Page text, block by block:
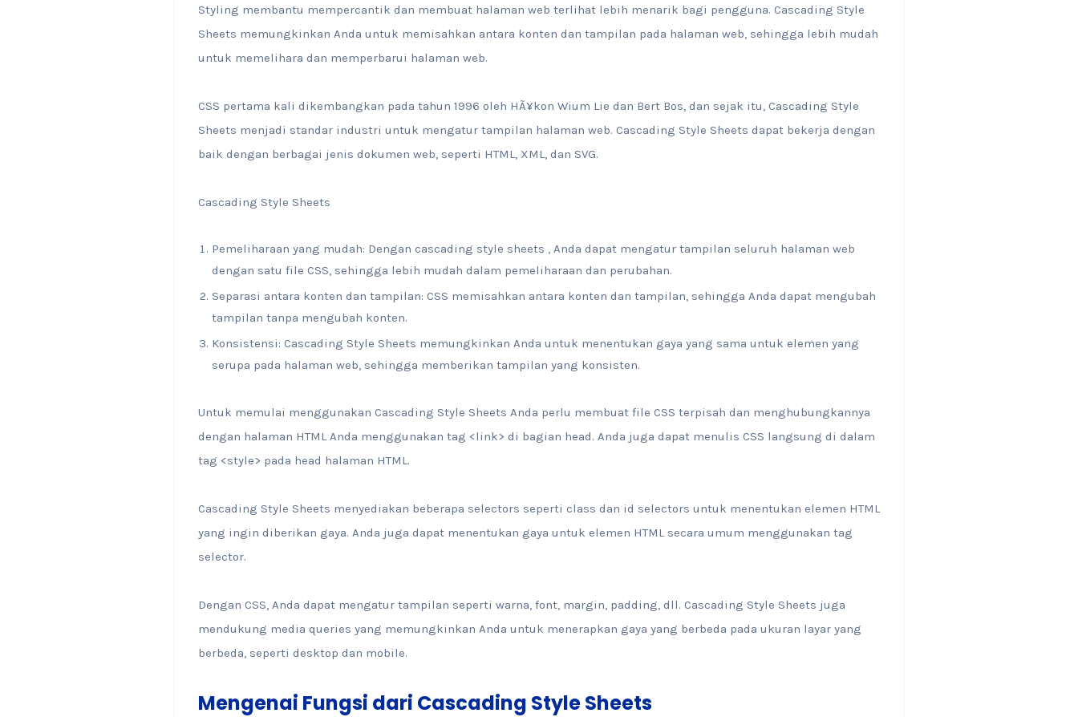
Styling membantu mempercantik dan membuat halaman web terlihat lebih menarik bagi pengguna. Cascading Style
Sheets memungkinkan Anda untuk memisahkan antara konten dan tampilan pada halaman web, sehingga lebih mudah
untuk memelihara dan memperbarui halaman web.
CSS pertama kali dikembangkan pada tahun 1996 oleh HÃ¥kon Wium Lie dan Bert Bos, dan sejak itu, Cascading Style
Sheets menjadi standar industri untuk mengatur tampilan halaman web. Cascading Style Sheets dapat bekerja dengan
baik dengan berbagai jenis dokumen web, seperti HTML, XML, dan SVG.
Cascading Style Sheets
Pemeliharaan yang mudah: Dengan cascading style sheets , Anda dapat mengatur tampilan seluruh halaman web
dengan satu file CSS, sehingga lebih mudah dalam pemeliharaan dan perubahan.
Separasi antara konten dan tampilan: CSS memisahkan antara konten dan tampilan, sehingga Anda dapat mengubah
tampilan tanpa mengubah konten.
Konsistensi: Cascading Style Sheets memungkinkan Anda untuk menentukan gaya yang sama untuk elemen yang
serupa pada halaman web, sehingga memberikan tampilan yang konsisten.
Untuk memulai menggunakan Cascading Style Sheets Anda perlu membuat file CSS terpisah dan menghubungkannya
dengan halaman HTML Anda menggunakan tag <link> di bagian head. Anda juga dapat menulis CSS langsung di dalam
tag <style> pada head halaman HTML.
Cascading Style Sheets menyediakan beberapa selectors seperti class dan id selectors untuk menentukan elemen HTML
yang ingin diberikan gaya. Anda juga dapat menentukan gaya untuk elemen HTML secara umum menggunakan tag
selector.
Dengan CSS, Anda dapat mengatur tampilan seperti warna, font, margin, padding, dll. Cascading Style Sheets juga
mendukung media queries yang memungkinkan Anda untuk menerapkan gaya yang berbeda pada ukuran layar yang
berbeda, seperti desktop dan mobile.
Mengenai Fungsi dari Cascading Style Sheets